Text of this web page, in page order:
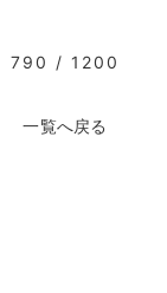
790 / 1200
一覧へ戻る